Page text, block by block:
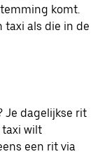
komt.
als die in de
Je dagelijkse rit
taxi wilt
een rit via